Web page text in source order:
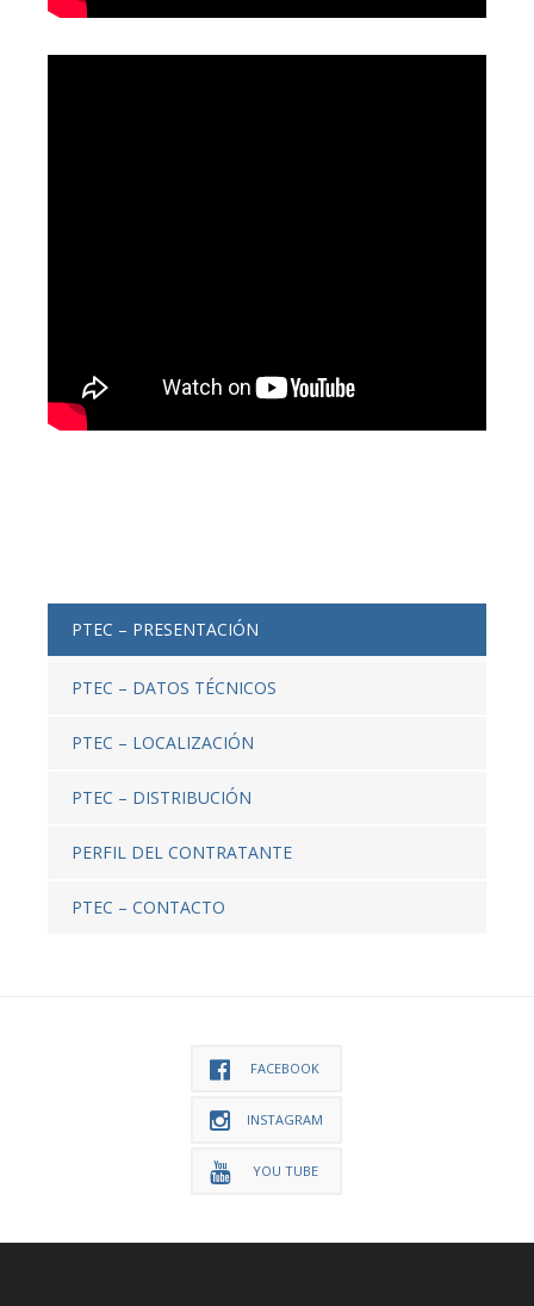
PTEC – PRESENTACIÓN
PTEC – DATOS TÉCNICOS
PTEC – LOCALIZACIÓN
PTEC – DISTRIBUCIÓN
PERFIL DEL CONTRATANTE
PTEC – CONTACTO
FACEBOOK
INSTAGRAM
YOU TUBE